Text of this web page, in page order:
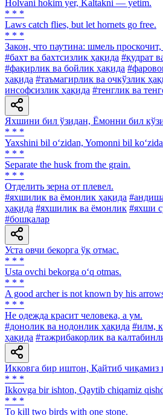
Holvani hokim yer, Kaltakni — yetim.
* * *
Laws catch flies, but let hornets go free.
* * *
Закон, что паутина: шмель проскочит,
#бахт ва бахтсизлик ҳақида #қудрат
#фақирлик ва бойлик ҳақида
ҳақида #таъмагирлик ва очкўзлик
инсофсизлик ҳақида #тенглик ва
Яхшини бил ўзидан, Ёмонни бил
* * *
Yaxshini bil o‘zidan, Yomonni bil
* * *
Separate the husk from the grain.
* * *
Отделить зерна от плевел.
#яхшилик ва ёмонлик ҳақида
ҳақида #яхшилик ва ёмонлик #яхши
#бошқалар
Уста овчи бекорга ўқ отмас.
* * *
Usta ovchi bekorga o‘q otmas.
* * *
A good archer is not known by his
* * *
He одежда красит человека, а ум.
#донолик ва нодонлик ҳақида #илм,
ҳақида #тажрибакорлик ва
Икковга бир иштон, Қайтиб чиқамиз
* * *
Ikkovga bir ishton, Qaytib chiqamiz
* * *
To kill two birds with one stone.